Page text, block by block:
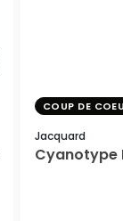
COUP DE
Jacquard
Cyanotype